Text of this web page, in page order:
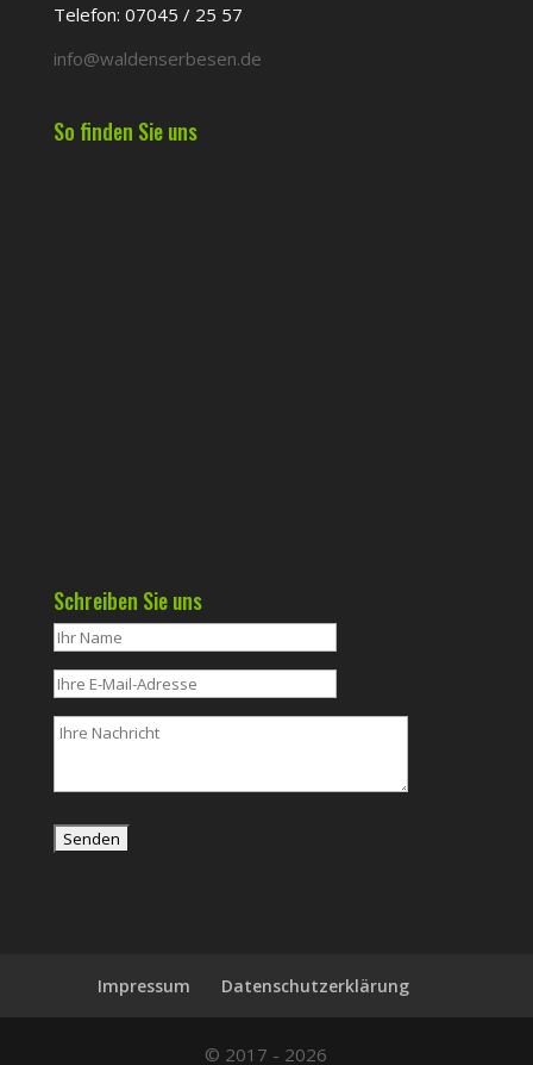
Telefon: 07045 / 25 57
info@waldenserbesen.de
So finden Sie uns
Schreiben Sie uns
Impressum Datenschutzerklärung
© 2017 - 2026